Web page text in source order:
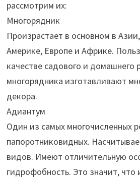
рассмотрим их:
Многорядник
Произрастает в основном в
Америке, Европе и Африке.
качестве садового и домашнего
многорядника изготавливают
декора.
Адиантум
Один из самых многочисленных
папоротниковидных.
видов. Имеют отличительную
гидрофобность. Это значит, что